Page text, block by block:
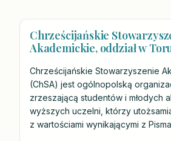
Chrześcijańskie
Akademickie, oddział w
Chrześcijańskie Stowarzyszenie
(ChSA) jest ogólnopolską
zrzeszającą studentów i młodych
wyższych uczelni, którzy
z wartościami wynikającymi z